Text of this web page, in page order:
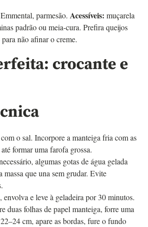
parmesão. Acessíveis: muçarela
padrão ou meia-cura. Prefira queijos
não afinar o creme.
crocante e
o sal. Incorpore a manteiga fria com as
formar uma farofa grossa.
algumas gotas de água gelada
massa que una sem grudar. Evite
e leve à geladeira por 30 minutos.
duas folhas de papel manteiga, forre uma
cm, apare as bordas, fure o fundo